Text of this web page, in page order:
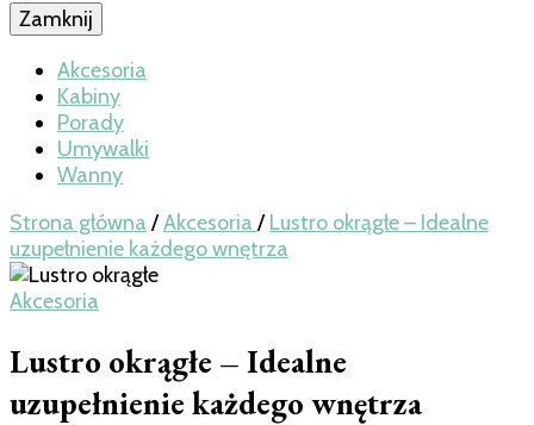
Zamknij
Akcesoria
Kabiny
Porady
Umywalki
Wanny
Strona główna /Akcesoria / Lustro okrągłe – Idealne
uzupełnienie każdego wnętrza
Akcesoria
Lustro okrągłe – Idealne
uzupełnienie każdego wnętrza